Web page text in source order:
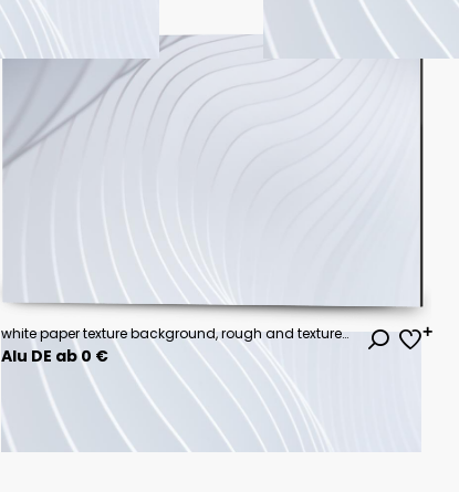
white paper texture background, rough and textured in white paper.
Alu DE ab 0 €